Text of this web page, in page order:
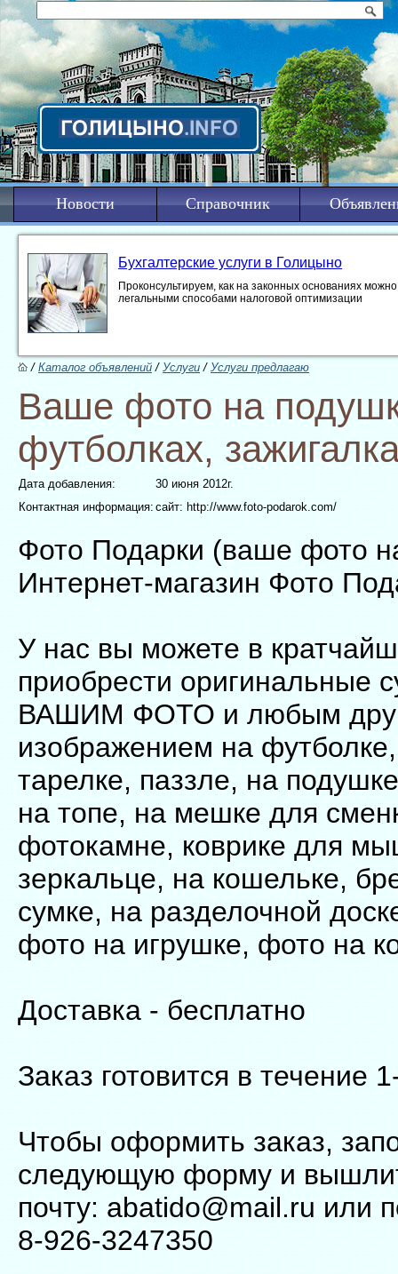
Новости Справочник
Бухгалтерские услуги в Голицыно
Проконсультируем, как на законных основаниях
легальными способами налоговой оптимизации
/Каталог объявлений/Услуги /Услуги предлагаю
Ваше фото на
футболках,
Дата добавления:
30 июня 2012г.
Контактная информация:сайт: http://www.foto-podarok.com/
Фото Подарки (ваше фото
Интернет-магазин Фото
У нас вы можете в
приобрести оригинальные
ВАШИМ ФОТО и любым
изображением на
тарелке, паззле, на
на топе, на мешке для
фотокамне, коврике для
зеркальце, на кошельке,
сумке, на разделочной
фото на игрушке, фото на
Доставка - бесплатно
Заказ готовится в течение
Чтобы оформить заказ,
следующую форму и
почту: abatido@mail.ru или
8-926-3247350